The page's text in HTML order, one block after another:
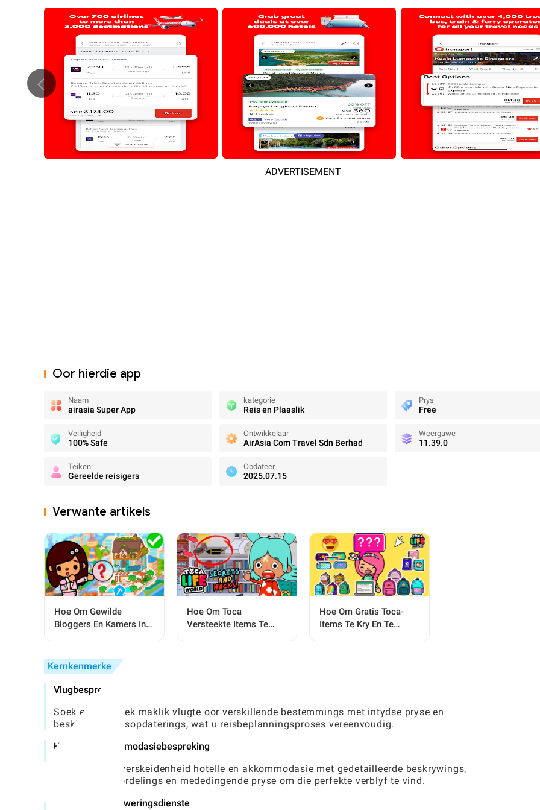
ADVERTISEMENT
Oor hierdie app
Naam
airasia Super App
kategorie
Reis en Plaaslik
Prys
Free
Veiligheid
100% Safe
Ontwikkelaar
AirAsia Com Travel Sdn Berhad
Weergawe
11.39.0
Teiken
Gereelde reisigers
Opdateer
2025.07.15
Verwante artikels
Hoe Om Gewilde
Bloggers En Kamers In
Hoe Om Toca
Versteekte Items Te
Hoe Om Gratis Toca-
Items Te Kry En Te
Kernkenmerke
Vlugbespreking
Soek en bespreek maklik vlugte oor verskillende bestemmings met intydse pryse en
beskikbaarheidsopdaterings, wat u reisbeplanningsproses vereenvoudig.
Hotel- en akkommodasiebespreking
Verken 'n wye verskeidenheid hotelle en akkommodasie met gedetailleerde beskrywings,
gebruikersbeoordelings en mededingende pryse om die perfekte verblyf te vind.
Voedsel- en afleweringsdienste